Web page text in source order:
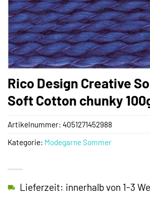
Rico Design Creative
Soft Cotton chunky
Lieferzeit: innerhalb von 1-3
Artikelnummer: 4051271452988
Kategorie: Modegarne Sommer